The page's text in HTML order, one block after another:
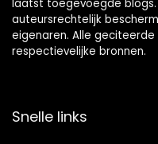
laatst toegevoegde
auteursrechtelijk
eigenaren. Alle
respectievelijke bronnen.
Snelle links